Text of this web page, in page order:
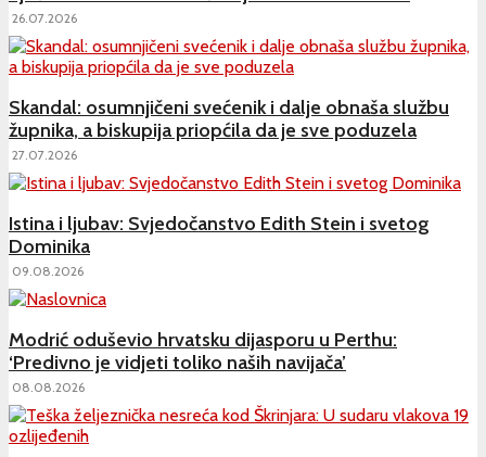
26.07.2026
Skandal: osumnjičeni svećenik i dalje obnaša službu
župnika, a biskupija priopćila da je sve poduzela
27.07.2026
Istina i ljubav: Svjedočanstvo Edith Stein i svetog
Dominika
09.08.2026
Modrić oduševio hrvatsku dijasporu u Perthu:
‘Predivno je vidjeti toliko naših navijača’
08.08.2026